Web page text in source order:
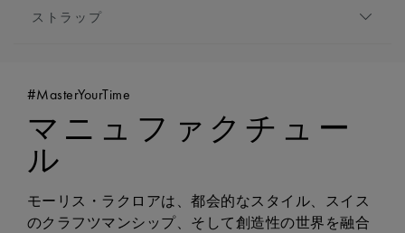
ストラップ
互換性:AI1118、AI6008、AI6058、AI6158のモデル
と互換性あり
幅:25mm
#MasterYourTime
マニュファクチュー
ル
モーリス・ラクロアは、都会的なスタイル、スイス
のクラフツマンシップ、そして創造性の世界を融合